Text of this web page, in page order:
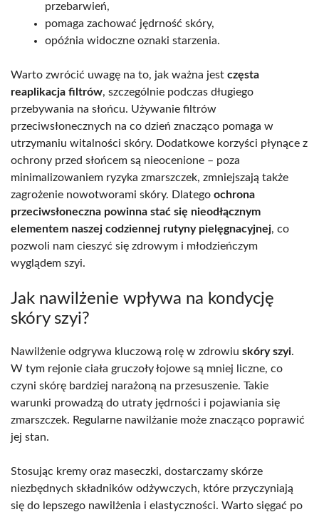
przebarwień,
pomaga zachować jędrność skóry,
opóźnia widoczne oznaki starzenia.
Warto zwrócić uwagę na to, jak ważna jest częsta
reaplikacja filtrów, szczególnie podczas długiego
przebywania na słońcu. Używanie filtrów
przeciwsłonecznych na co dzień znacząco pomaga w
utrzymaniu witalności skóry. Dodatkowe korzyści płynące z
ochrony przed słońcem są nieocenione – poza
minimalizowaniem ryzyka zmarszczek, zmniejszają także
zagrożenie nowotworami skóry. Dlatego ochrona
przeciwsłoneczna powinna stać się nieodłącznym
elementem naszej codziennej rutyny pielęgnacyjnej, co
pozwoli nam cieszyć się zdrowym i młodzieńczym
wyglądem szyi.
Jak nawilżenie wpływa na kondycję
skóry szyi?
Nawilżenie odgrywa kluczową rolę w zdrowiu skóry szyi.
W tym rejonie ciała gruczoły łojowe są mniej liczne, co
czyni skórę bardziej narażoną na przesuszenie. Takie
warunki prowadzą do utraty jędrności i pojawiania się
zmarszczek. Regularne nawilżanie może znacząco poprawić
jej stan.
Stosując kremy oraz maseczki, dostarczamy skórze
niezbędnych składników odżywczych, które przyczyniają
się do lepszego nawilżenia i elastyczności. Warto sięgać po